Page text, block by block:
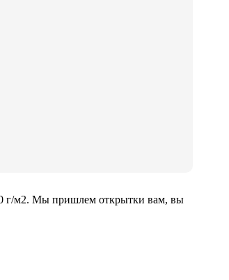
г/м2. Мы пришлем открытки вам, вы